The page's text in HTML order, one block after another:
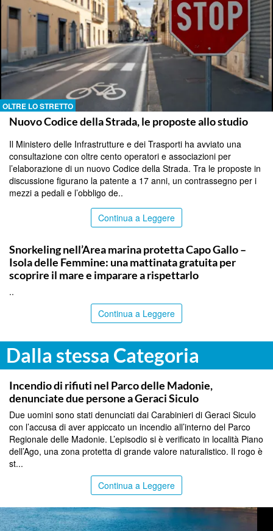
OLTRE LO STRETTO
Nuovo Codice della Strada, le proposte allo studio
Il Ministero delle Infrastrutture e dei Trasporti ha avviato una
consultazione con oltre cento operatori e associazioni per
l’elaborazione di un nuovo Codice della Strada. Tra le proposte in
discussione figurano la patente a 17 anni, un contrassegno per i
mezzi a pedali e l’obbligo de..
Continua a Leggere
Snorkeling nell’Area marina protetta Capo Gallo –
Isola delle Femmine: una mattinata gratuita per
scoprire il mare e imparare a rispettarlo
..
Continua a Leggere
Dalla stessa Categoria
PALERMO
Incendio di rifiuti nel Parco delle Madonie,
denunciate due persone a Geraci Siculo
Due uomini sono stati denunciati dai Carabinieri di Geraci Siculo
con l’accusa di aver appiccato un incendio all’interno del Parco
Regionale delle Madonie. L’episodio si è verificato in località Piano
dell’Ago, una zona protetta di grande valore naturalistico. Il rogo è
st...
Continua a Leggere